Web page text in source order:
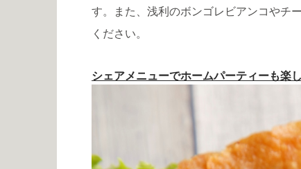
す。また、浅利のボンゴレビアンコやチ
ください。
シェアメニューでホームパーティーも楽